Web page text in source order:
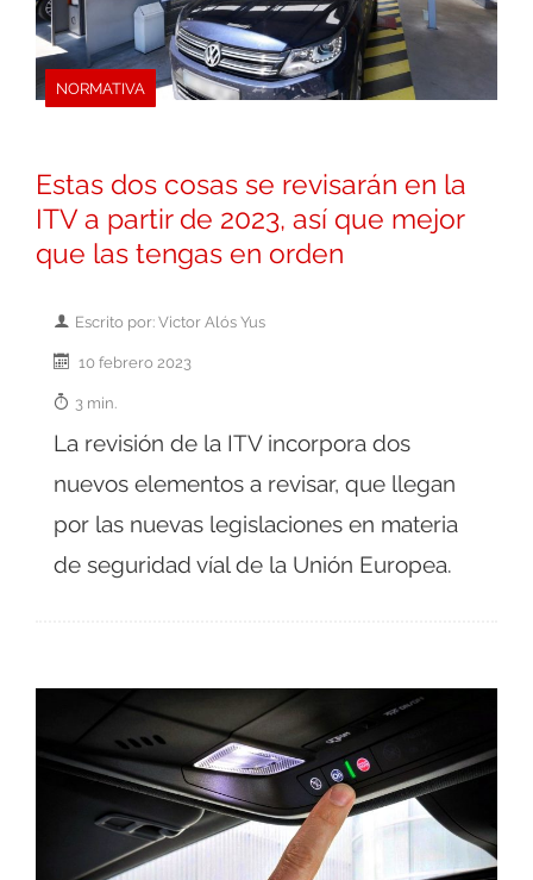
NORMATIVA
Estas dos cosas se revisarán en la
ITV a partir de 2023, así que mejor
que las tengas en orden
Escrito por: Victor Alós Yus
10 febrero 2023
3 min.
La revisión de la ITV incorpora dos
nuevos elementos a revisar, que llegan
por las nuevas legislaciones en materia
de seguridad víal de la Unión Europea.